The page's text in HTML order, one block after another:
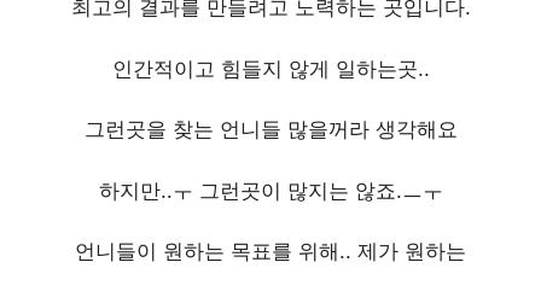
최고의 결과를 만들려고 노력하는 곳입니다.
인간적이고 힘들지 않게 일하는곳..
그런곳을 찾는 언니들 많을꺼라 생각해요
하지만..ㅜ 그런곳이 많지는 않죠.ㅡㅜ
언니들이 원하는 목표를 위해.. 제가 원하는